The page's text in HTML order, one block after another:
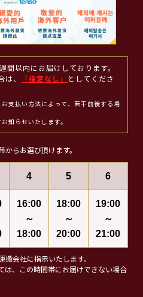
間以内にお届けしております。
は、
「指定なし」
としてくださ
支払い方法によって、若干前後する場
知らせいたします。
らお選び頂けます。
4 5 6
16:00
～
18:00
18:00
～
20:00
19:00
～
21:00
搬会社に指示いたします。
は、この時間帯にお届けできない場合